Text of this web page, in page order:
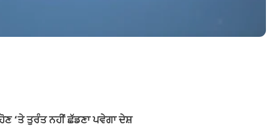
‘ਤੇ ਤੁਰੰਤ ਨਹੀਂ ਛੱਡਣਾ ਪਵੇਗਾ ਦੇਸ਼